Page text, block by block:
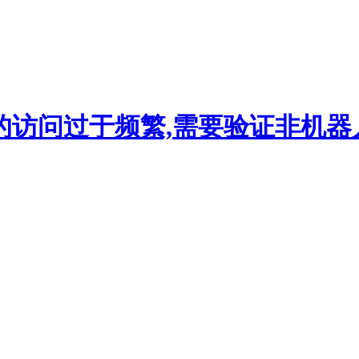
访问过于频繁,需要验证非机器